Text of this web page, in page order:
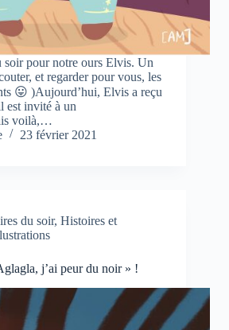
soir pour notre ours Elvis. Un
et regarder pour vous, les
😛 )Aujourd’hui, Elvis a reçu
est invité à un
voilà,…
23 février 2021
du soir, Histoires et
j’ai peur du noir » !